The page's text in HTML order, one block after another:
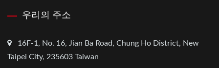
우리의 주소
16F-1, No. 16, Jian Ba Road, Chung Ho District, New
Taipei City, 235603 Taiwan